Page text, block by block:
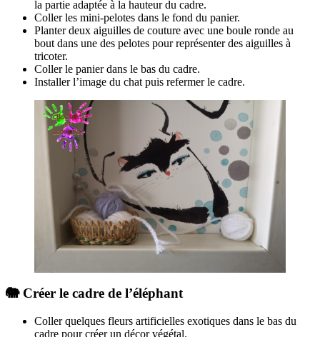
la partie adaptée à la hauteur du cadre.
Coller les mini-pelotes dans le fond du panier.
Planter deux aiguilles de couture avec une boule ronde au
bout dans une des pelotes pour représenter des aiguilles à
tricoter.
Coller le panier dans le bas du cadre.
Installer l’image du chat puis refermer le cadre.
🐘 Créer le cadre de l’éléphant
Coller quelques fleurs artificielles exotiques dans le bas du
cadre pour créer un décor végétal.